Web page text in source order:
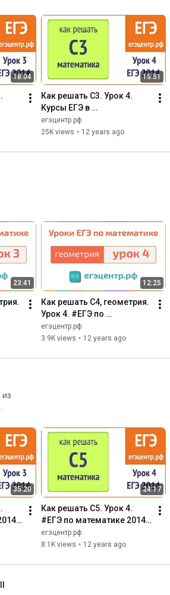
18:04 15:51
Как решать С3. Урок 4.
Курсы ЕГЭ в
Новосибирске.
Логарифмические
егэцентр.рф
25K views • 12 years ago
23:41 12:25
Как решать С4, геометрия.
Урок 4. #ЕГЭ по
математике 2014.
Четырехугольник,
егэцентр.рф
3.9K views • 12 years ago
35:20 24:17
Как решать С5. Урок 4.
#ЕГЭ по математике 2014.
Сведение задачи к
квадратному уравнению.
егэцентр.рф
8.1K views • 12 years ago